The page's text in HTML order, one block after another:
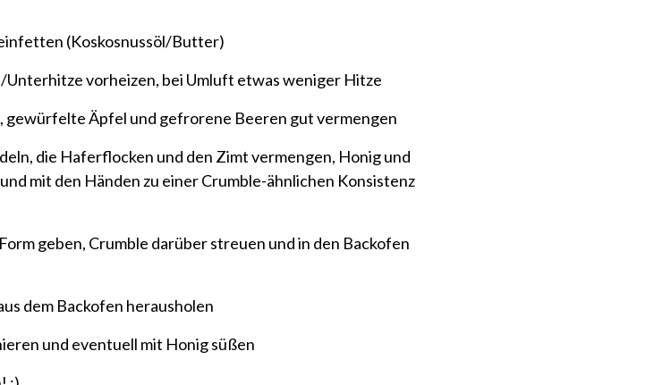
(Koskosnussöl/Butter)
Unterhitze vorheizen, bei Umluft etwas weniger Hitze
gewürfelte Äpfel und gefrorene Beeren gut vermengen
die Haferflocken und den Zimt vermengen, Honig und
mit den Händen zu einer Crumble-ähnlichen Konsistenz
geben, Crumble darüber streuen und in den Backofen
dem Backofen herausholen
und eventuell mit Honig süßen